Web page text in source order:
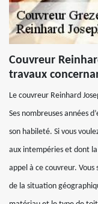
Couvreur
travaux
Le couvreur Reinhard
Ses nombreuses années
son habileté. Si vous
aux intempéries et dont
appel à ce couvreur.
de la situation